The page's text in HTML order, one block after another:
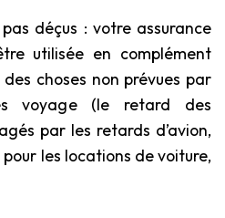
déçus : votre assurance
utilisée en complément
des choses non prévues par
voyage (le retard des
par les retards d’avion,
pour les locations de voiture,